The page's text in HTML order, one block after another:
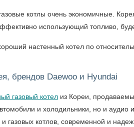
котлы очень экономичные.
использующий топливо,
настенный котел по
брендов Daewoo и Hyundai
газовый котел из Кореи,
и холодильники, но и
газовых котлов, современной и